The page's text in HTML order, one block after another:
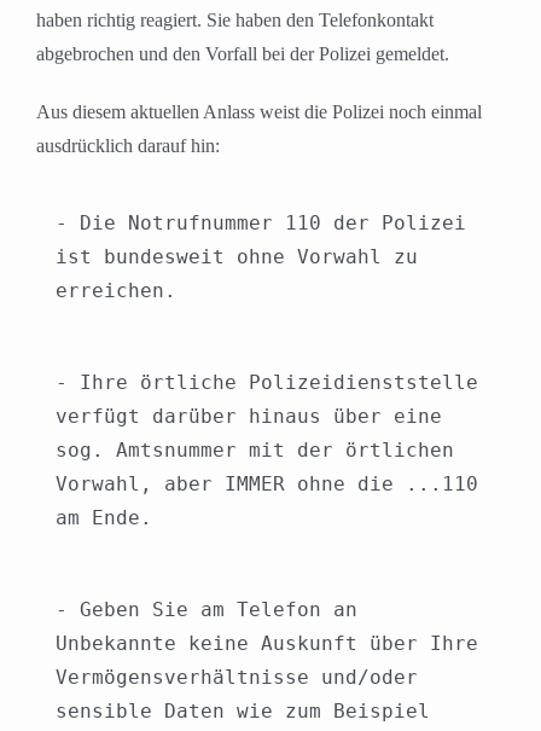
haben richtig reagiert. Sie haben den Telefonkontakt
abgebrochen und den Vorfall bei der Polizei gemeldet.
Aus diesem aktuellen Anlass weist die Polizei noch einmal
ausdrücklich darauf hin:
- Die Notrufnummer 110 der Polizei
ist bundesweit ohne Vorwahl zu
erreichen.
- Ihre örtliche Polizeidienststelle
verfügt darüber hinaus über eine
sog. Amtsnummer mit der örtlichen
Vorwahl, aber IMMER ohne die ...110
am Ende.
- Geben Sie am Telefon an
Unbekannte keine Auskunft über Ihre
Vermögensverhältnisse und/oder
sensible Daten wie zum Beispiel